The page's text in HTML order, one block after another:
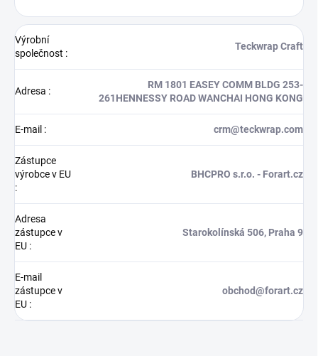
Výrobní
společnost :
Teckwrap Craft
Adresa :
RM 1801 EASEY COMM BLDG 253-
261HENNESSY ROAD WANCHAI HONG KONG
E-mail : crm@teckwrap.com
Zástupce
výrobce v EU
:
BHCPRO s.r.o. - Forart.cz
Adresa
zástupce v
EU :
Starokolínská 506, Praha 9
E-mail
zástupce v
EU :
obchod@forart.cz